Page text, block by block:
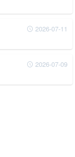
2026-07-11
2026-07-09